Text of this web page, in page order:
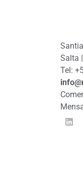
Salta
Tel: